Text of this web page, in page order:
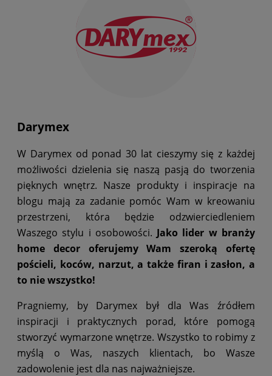
Darymex
W Darymex od ponad 30 lat cieszymy się z każdej
możliwości dzielenia się naszą pasją do tworzenia
pięknych wnętrz. Nasze produkty i inspiracje na
blogu mają za zadanie pomóc Wam w kreowaniu
przestrzeni, która będzie odzwierciedleniem
Waszego stylu i osobowości. Jako lider w branży
home decor oferujemy Wam szeroką ofertę
pościeli, koców, narzut, a także firan i zasłon, a
to nie wszystko!
Pragniemy, by Darymex był dla Was źródłem
inspiracji i praktycznych porad, które pomogą
stworzyć wymarzone wnętrze. Wszystko to robimy z
myślą o Was, naszych klientach, bo Wasze
zadowolenie jest dla nas najważniejsze.